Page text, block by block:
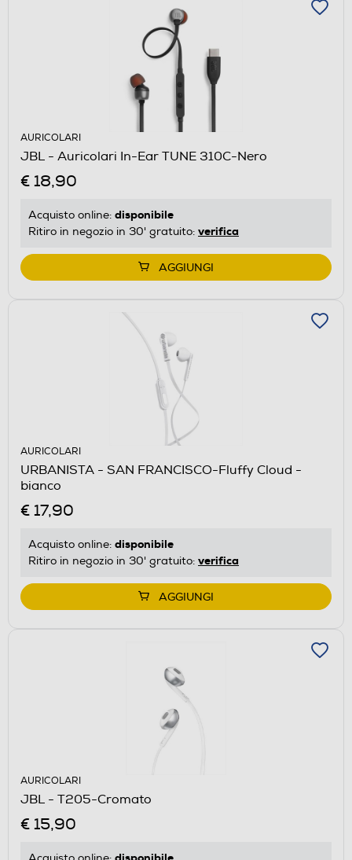
AURICOLARI
JBL - Auricolari In-Ear TUNE 310C-Nero
€ 18,90
Acquisto online: disponibile
Ritiro in negozio in 30' gratuito: verifica
AGGIUNGI
AURICOLARI
URBANISTA - SAN FRANCISCO-Fluffy Cloud -
bianco
€ 17,90
Acquisto online: disponibile
Ritiro in negozio in 30' gratuito: verifica
AGGIUNGI
AURICOLARI
JBL - T205-Cromato
€ 15,90